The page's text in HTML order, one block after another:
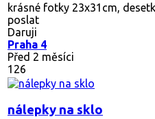
krásné fotky 23x31cm,
poslat
Daruji
Praha 4
Před 2 měsíci
126
nálepky na sklo